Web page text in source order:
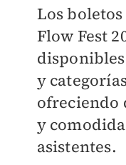
Los
Flow Fest
y
ofreciendo
y
asistentes.